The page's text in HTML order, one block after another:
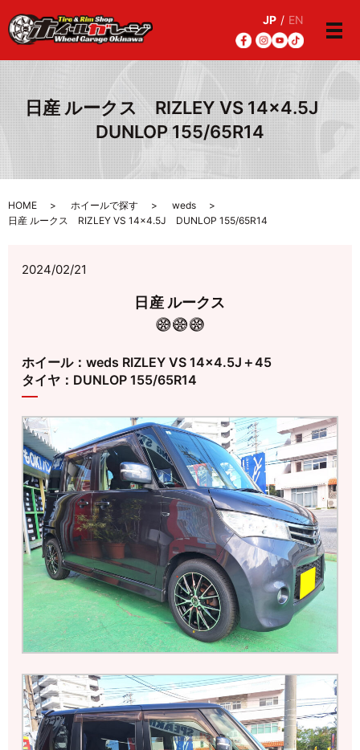
JP / EN
メ
日産 ルークス RIZLEY VS 14×4.5J
DUNLOP 155/65R14
HOME ホイールで探す
weds
日産 ルークス RIZLEY VS 14×4.5J DUNLOP 155/65R14
2024/02/21
日産 ルークス
ホイール：weds RIZLEY VS 14×4.5J＋45
タイヤ：DUNLOP 155/65R14